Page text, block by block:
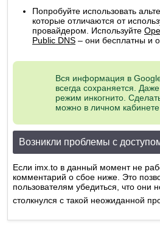
Попробуйте использовать
которые отличаются от
провайдером. Используйте
Public DNS – они бесплатны и
Вся информация в
всегда сохраняется.
режим инкогнито.
можно в личном кабинете
Возникли проблемы с
Если imx.to в данный момент не
комментарий о сбое ниже. Это
пользователям убедиться, что они
столкнулся с такой неожиданной